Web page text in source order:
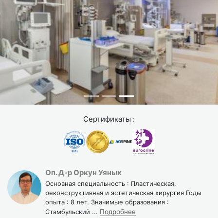
получите на долгие годы.
Пациенты отмечают не только внешние изменения, но и
психологический эффект. "Я вижу себя в зеркале такой,
какой я себя ощущаю", говорят многие. Это возвращает
уверенность в себе.
Наши хирурги используют современные, щадящие
техники, которые обеспечивают естественный
результат без эффекта "натянутого лица". Рубцы
дискретные, часто невидимые. Результат сохраняется
7-10 лет, в зависимости от качества кожи, возраста и
из России ждала 3 года, прежде чем решиться на
операцию. "Первые две недели были сложные, синяки
были везде. Но через месяц я уже видела результат.
Сейчас, через 8 месяцев, я выглядю на 10 лет моложе.
Сертификаты :
Оп. Д-р Оркун Уянык
Основная специальность : Пластическая,
реконструктивная и эстетическая хирургия Годы
опыта : 8 лет. Значимые образования :
Стамбульский ... Подробнее